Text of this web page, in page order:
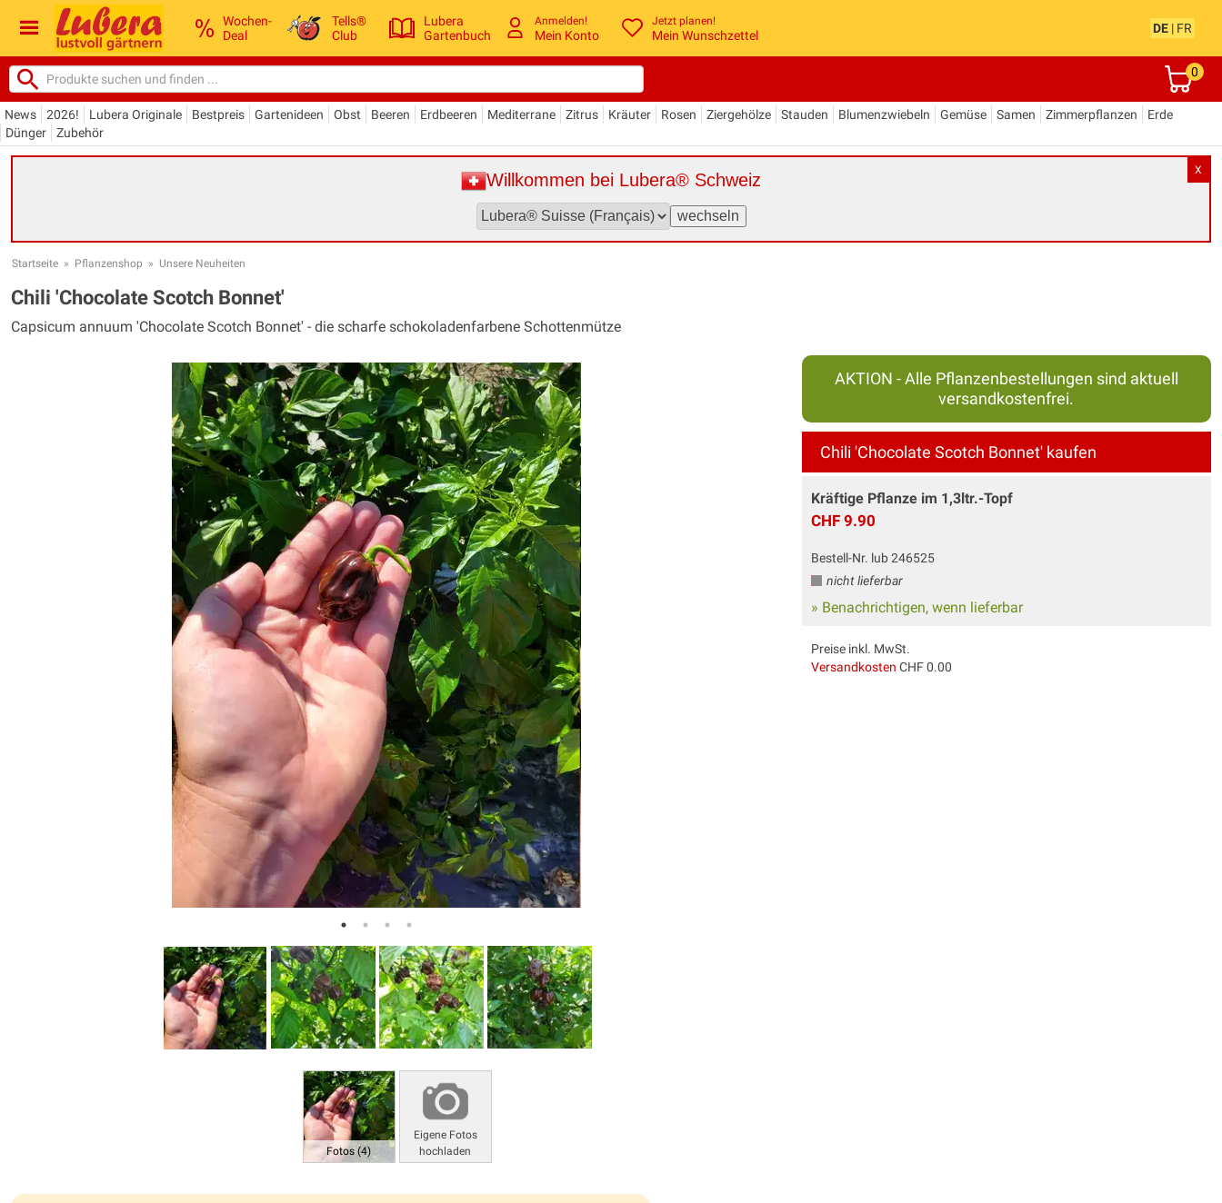
Wochen-
Deal
Tells®
Club
Lubera
Gartenbuch
Anmelden!
Mein Konto
Jetzt planen!
Mein Wunschzettel
DE | FR
0
News 2026! Lubera Originale Bestpreis Gartenideen Obst Beeren Erdbeeren Mediterrane Zitrus Kräuter Rosen Ziergehölze Stauden Blumenzwiebeln Gemüse Samen Zimmerpflanzen
Erde
Dünger
Zubehör
X
Willkommen bei Lubera® Schweiz
Startseite » Pflanzenshop » Unsere Neuheiten
Chili 'Chocolate Scotch Bonnet'
Capsicum annuum 'Chocolate Scotch Bonnet' - die scharfe schokoladenfarbene Schottenmütze
Fotos (4)
Eigene Fotos
hochladen
AKTION - Alle Pflanzenbestellungen sind aktuell
versandkostenfrei.
Chili 'Chocolate Scotch Bonnet' kaufen
Kräftige Pflanze im 1,3ltr.-Topf
CHF 9.90
Bestell-Nr. lub 246525
nicht lieferbar
» Benachrichtigen, wenn lieferbar
Preise inkl. MwSt.
Versandkosten CHF 0.00